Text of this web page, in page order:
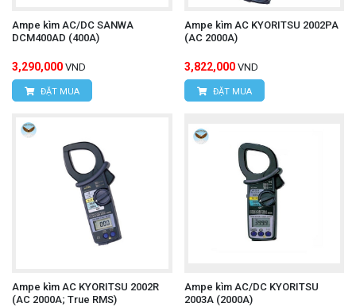
Ampe kìm AC/DC SANWA
DCM400AD (400A)
3,290,000 VND
ĐẶT MUA
Ampe kìm AC KYORITSU 2002PA
(AC 2000A)
3,822,000 VND
ĐẶT MUA
Ampe kìm AC KYORITSU 2002R
(AC 2000A; True RMS)
Ampe kìm AC/DC KYORITSU
2003A (2000A)